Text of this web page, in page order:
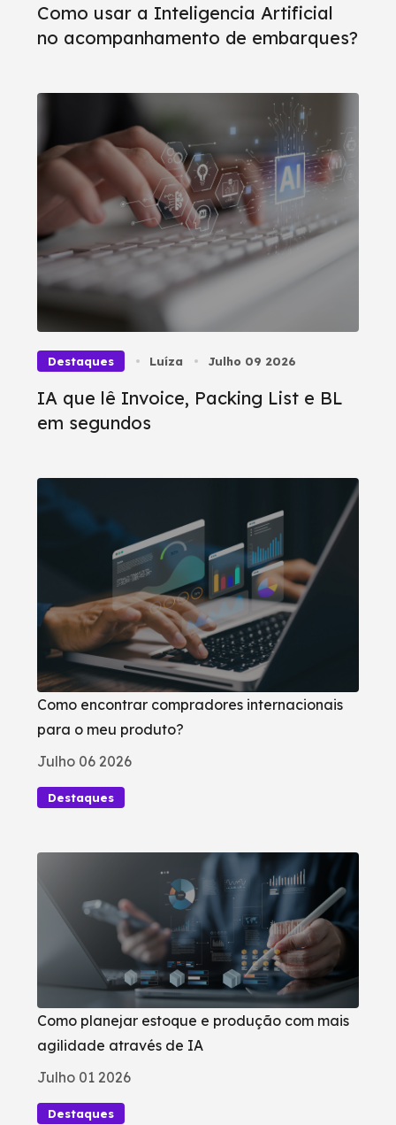
Como usar a Inteligencia Artificial
no acompanhamento de embarques?
Destaques Luíza Julho 09 2026
IA que lê Invoice, Packing List e BL
em segundos
Como encontrar compradores internacionais
para o meu produto?
Julho 06 2026
Destaques
Como planejar estoque e produção com mais
agilidade através de IA
Julho 01 2026
Destaques